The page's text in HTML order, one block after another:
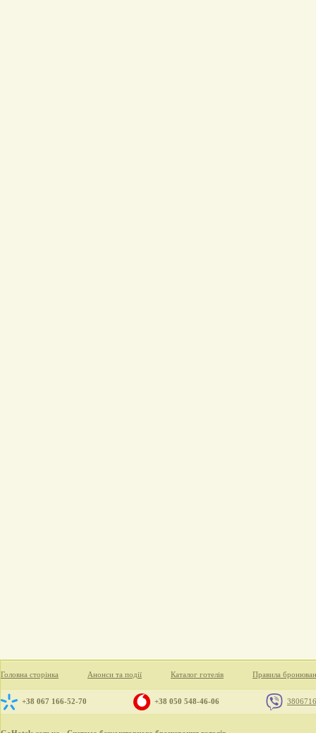
Головна сторінка Анонси та події Каталог готелів Правила
+38 067 166-52-70 +38 050 548-46-06